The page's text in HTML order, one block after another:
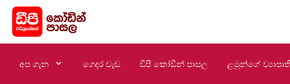
අප ගැන ගෙදර වැඩ ඩීපී කෝඩින් පාසල ළමුන්ගේ